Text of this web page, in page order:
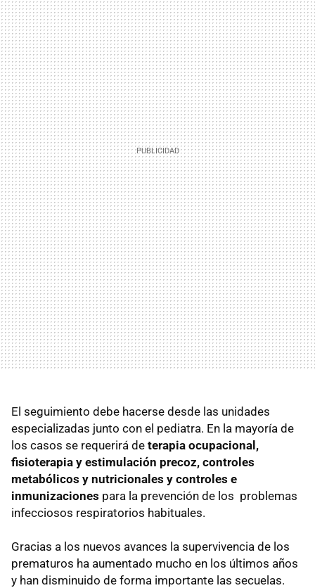
El seguimiento debe hacerse desde las unidades
especializadas junto con el pediatra. En la mayoría de
los casos se requerirá de terapia ocupacional,
fisioterapia y estimulación precoz, controles
metabólicos y nutricionales y controles e
inmunizaciones para la prevención de los problemas
infecciosos respiratorios habituales.
Gracias a los nuevos avances la supervivencia de los
prematuros ha aumentado mucho en los últimos años
y han disminuido de forma importante las secuelas.